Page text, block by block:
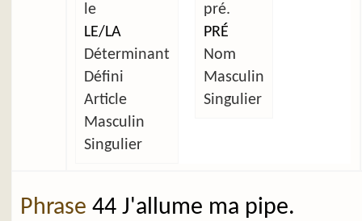
le
LE/LA
Déterminant
Défini
Article
Masculin
Singulier
pré.
PRÉ
Nom
Masculin
Singulier
Phrase 44 J'allume ma pipe.